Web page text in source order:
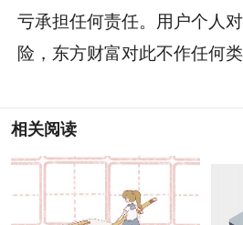
亏承担任何责任。用户个人
险，东方财富对此不作任何类
相关阅读